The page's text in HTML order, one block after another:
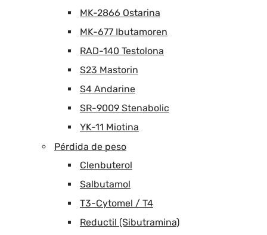
MK-2866 Ostarina
MK-677 Ibutamoren
RAD-140 Testolona
S23 Mastorin
S4 Andarine
SR-9009 Stenabolic
YK-11 Miotina
Pérdida de peso
Clenbuterol
Salbutamol
T3-Cytomel / T4
Reductil (Sibutramina)